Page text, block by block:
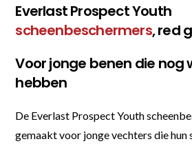
Everlast Prospect Youth
scheenbeschermers, red
Voor jonge benen die nog
hebben
De Everlast Prospect Youth
gemaakt voor jonge vechters die hun